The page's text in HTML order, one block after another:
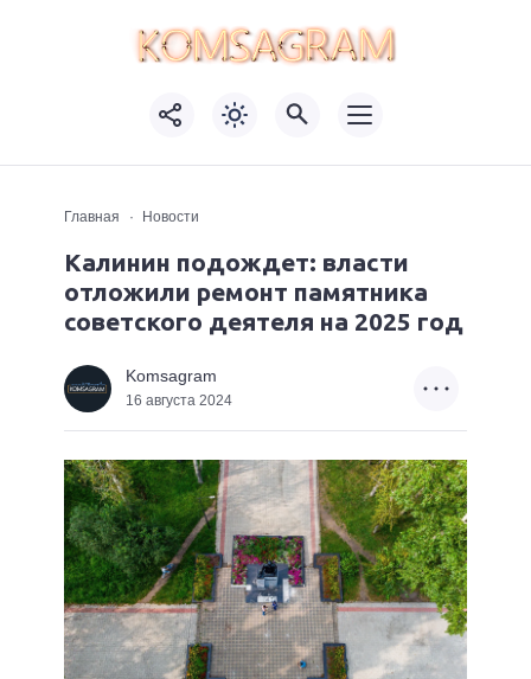
Главная Новости
Калинин подождет: власти
отложили ремонт памятника
советского деятеля на 2025 год
Komsagram
16 августа 2024